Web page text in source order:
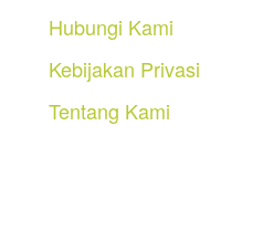
Hubungi Kami
Kebijakan Privasi
Tentang Kami